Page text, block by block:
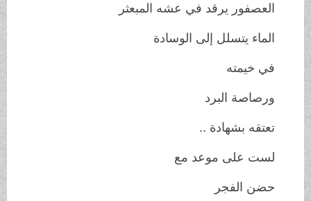
العصفور يرقد في عشه المبعثر
الماء يتسلل إلى الوسادة
في خيمته
ورصاصة البرد
تعتقه بشهادة ..
لست على موعد مع
حضن الفجر